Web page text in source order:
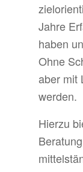
Jahre
haben
Ohne
aber mit
werden.
Hierzu